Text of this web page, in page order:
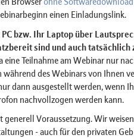
einen Einladungslink.
bzw. Ihr Laptop über
sind und auch tatsächlich
eine Teilnahme am Webinar nur
des Webinars von Ihnen
dann ausgestellt werden, wenn
nachvollzogen werden kann.
Voraussetzung. Wir
- auch für den privaten